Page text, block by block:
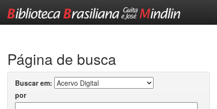
Página de busca
Buscar em:
por